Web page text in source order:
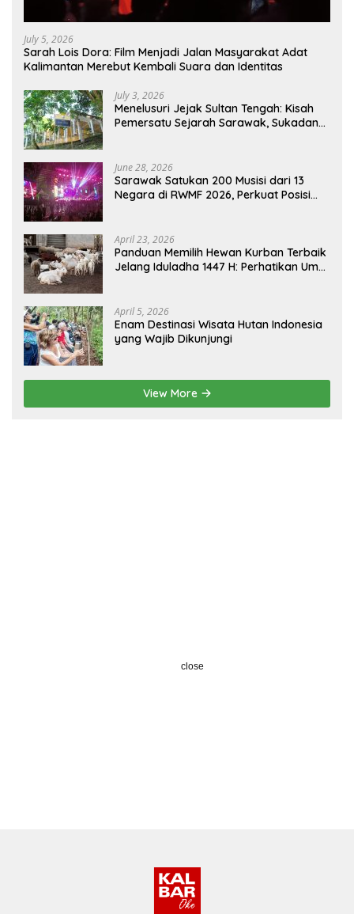
July 5, 2026
Sarah Lois Dora: Film Menjadi Jalan Masyarakat Adat
Kalimantan Merebut Kembali Suara dan Identitas
July 3, 2026
Menelusuri Jejak Sultan Tengah: Kisah
Pemersatu Sejarah Sarawak, Sukadana,
June 28, 2026
Sarawak Satukan 200 Musisi dari 13
Negara di RWMF 2026, Perkuat Posisi
April 23, 2026
Panduan Memilih Hewan Kurban Terbaik
Jelang Iduladha 1447 H: Perhatikan Umur
April 5, 2026
Enam Destinasi Wisata Hutan Indonesia
yang Wajib Dikunjungi
View More
close